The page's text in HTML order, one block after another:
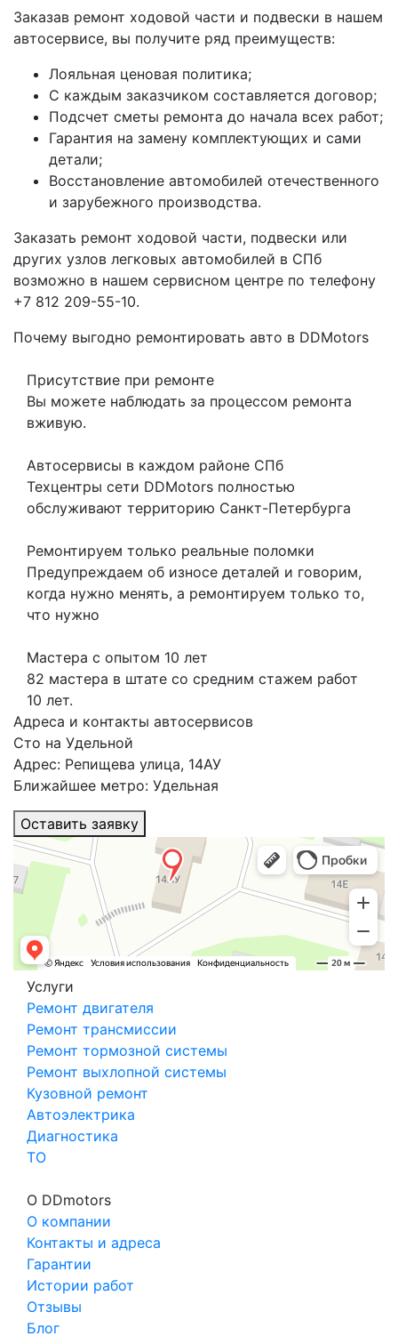
Заказав ремонт ходовой части и подвески в нашем
автосервисе, вы получите ряд преимуществ:
Лояльная ценовая политика;
С каждым заказчиком составляется договор;
Подсчет сметы ремонта до начала всех работ;
Гарантия на замену комплектующих и сами
детали;
Восстановление автомобилей отечественного
и зарубежного производства.
Заказать ремонт ходовой части, подвески или
других узлов легковых автомобилей в СПб
возможно в нашем сервисном центре по телефону
+7 812 209-55-10.
Почему выгодно ремонтировать авто в DDMotors
Присутствие при ремонте
Вы можете наблюдать за процессом ремонта
вживую.
Автосервисы в каждом районе СПб
Техцентры сети DDMotors полностью
обслуживают территорию Санкт-Петербурга
Ремонтируем только реальные поломки
Предупреждаем об износе деталей и говорим,
когда нужно менять, а ремонтируем только то,
что нужно
Мастера с опытом 10 лет
82 мастера в штате со средним стажем работ
10 лет.
Адреса и контакты автосервисов
Сто на Удельной
Адрес: Репищева улица, 14АУ
Ближайшее метро: Удельная
Оставить заявку
Услуги
Ремонт двигателя
Ремонт трансмиссии
Ремонт тормозной системы
Ремонт выхлопной системы
Кузовной ремонт
Автоэлектрика
Диагностика
ТО
О DDmotors
О компании
Контакты и адреса
Гарантии
Истории работ
Отзывы
Блог